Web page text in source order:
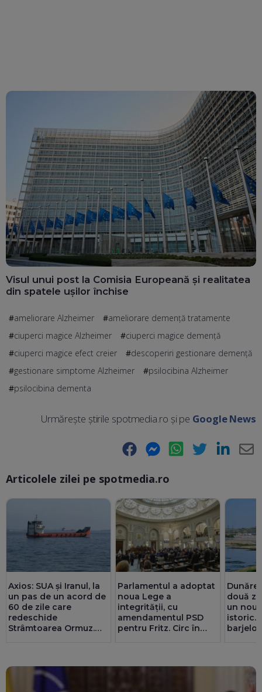
Visul unui post la Comisia Europeană și realitatea
din spatele ușilor închise
ameliorare Alzheimer
ameliorare demență tratamente
ciuperci magice Alzheimer
ciuperci magice demență
ciuperci magice efect creier
descoperiri gestionare demență
gestionare simptome Alzheimer
psilocibina Alzheimer
psilocibina dementa
Urmărește știrile spotmedia.ro și pe Google News
Facebook Messenger WhatsApp Twitter LinkedIn
Articolele zilei pe spotmedia.ro
Axios: SUA și Iranul, la
un pas de un acord de
60 de zile care
redeschide
Strâmtoarea Ormuz.
Parlamentul a adoptat
noua Lege a
integrității, cu
amendamentul PSD
pentru Fritz. Circ în
două
un nou
istoric.